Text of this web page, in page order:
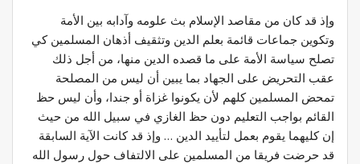
وإذ قد كان من مقاصد الإسلام بث علومه وآدابه بين الأمة
وتكوين جماعات قائمة بعلم الدين وتثقيف أذهان المسلمين كي
تصلح سياسة الأمة على ما قصده الدين منها، من أجل ذلك
عقب التحريض على الجهاد بما يبين أن ليس من المصلحة
تمحض المسلمين كلهم لأن يكونوا غزاة أو جندا، وأن ليس حظ
القائم بواجب التعليم دون حظ الغازي في سبيل الله من حيث
إن كليهما يقوم بعمل لتأييد الدين … وإذ قد كانت الآية السابقة
قد حرضت فريقا من المسلمين على الالتفاف حول رسول الله